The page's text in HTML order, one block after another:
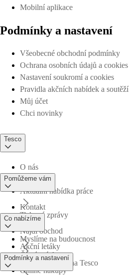
Mobilní aplikace
Podmínky a nastavení
Všeobecné obchodní podmínky
Ochrana osobních údajů a cookies
Nastavení soukromí a cookies
Pravidla akčních nabídek a soutěží
Můj účet
Chci novinky
Tesco
O nás
Aktuální nabídka práce
Tiskové zprávy
Myslíme na budoucnost
Obchodní skupina Tesco
Pomůžeme vám
Kontakt
Najdi obchod
Časté otázky
Co nabízíme
Akční letáky
Online nákupy
Podmínky a nastavení